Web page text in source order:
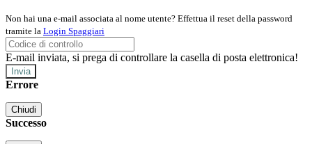
Non hai una e-mail associata al nome utente? Effettua il reset della password
tramite la Login Spaggiari
E-mail inviata, si prega di controllare la casella di posta elettronica!
Errore
Chiudi
Successo